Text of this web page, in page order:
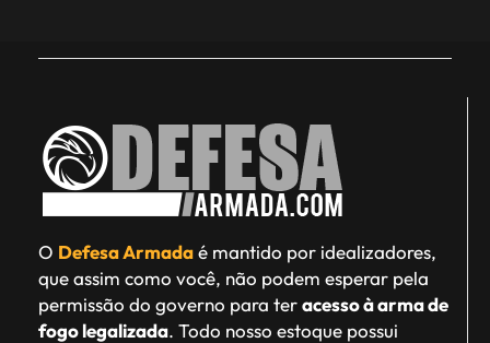
O Defesa Armadaé mantido por idealizadores,
que assim como você, não podem esperar pela
permissão do governo para teracesso à arma de
fogo legalizada. Todo nosso estoque possui